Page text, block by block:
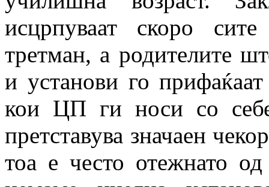
исцрпуваат скоро
третман, а родителите
и установи го
кои ЦП ги носи со
претставува значаен
тоа е често отежнато